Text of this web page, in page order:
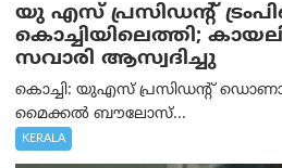
യു എസ് പ്രസിഡന്റ്
കൊച്ചിയിലെത്തി;
സവാരി ആസ്വദിച്ചു
കൊച്ചി: യുഎസ് പ്രസിഡന്റ്
മൈക്കൽ ബൗലോസ്...
KERALA